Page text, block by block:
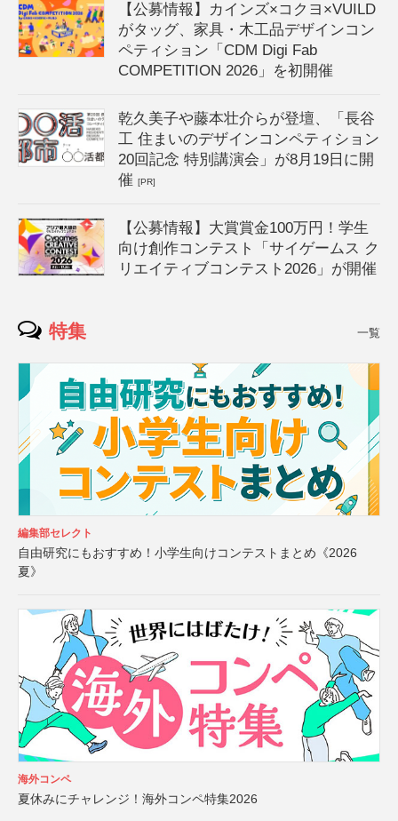
【公募情報】カインズ×コクヨ×VUILD
がタッグ、家具・木工品デザインコン
ペティション「CDM Digi Fab
COMPETITION 2026」を初開催
乾久美子や藤本壮介らが登壇、「長谷
工 住まいのデザインコンペティション
20回記念 特別講演会」が8月19日に開
催[PR]
【公募情報】大賞賞金100万円！学生
向け創作コンテスト「サイゲームス ク
リエイティブコンテスト2026」が開催
特集 一覧
編集部セレクト
自由研究にもおすすめ！小学生向けコンテストまとめ《2026
夏》
海外コンペ
夏休みにチャレンジ！海外コンペ特集2026